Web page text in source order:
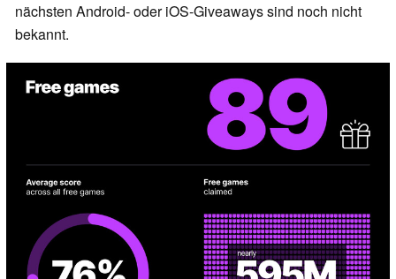
nächsten Android- oder iOS-Giveaways sind noch nicht
bekannt.